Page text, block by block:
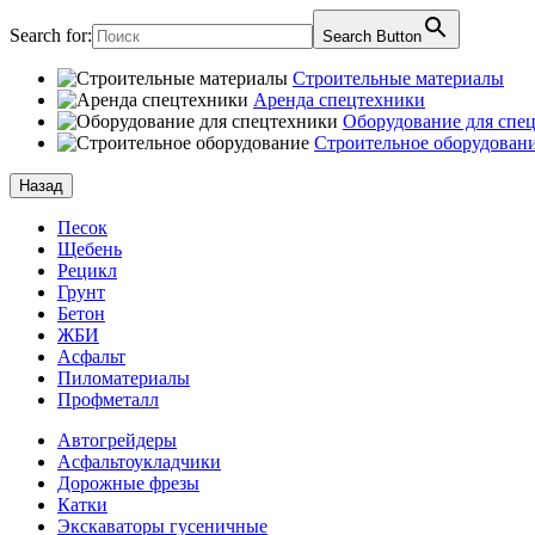
Search for: Search Button
Строительные материалы
Аренда спецтехники
Оборудование для
Строительное
Назад
Песок
Щебень
Рецикл
Грунт
Бетон
ЖБИ
Асфальт
Пиломатериалы
Профметалл
Автогрейдеры
Асфальто­укладчики
Дорожные фрезы
Катки
Экскаваторы гусеничные